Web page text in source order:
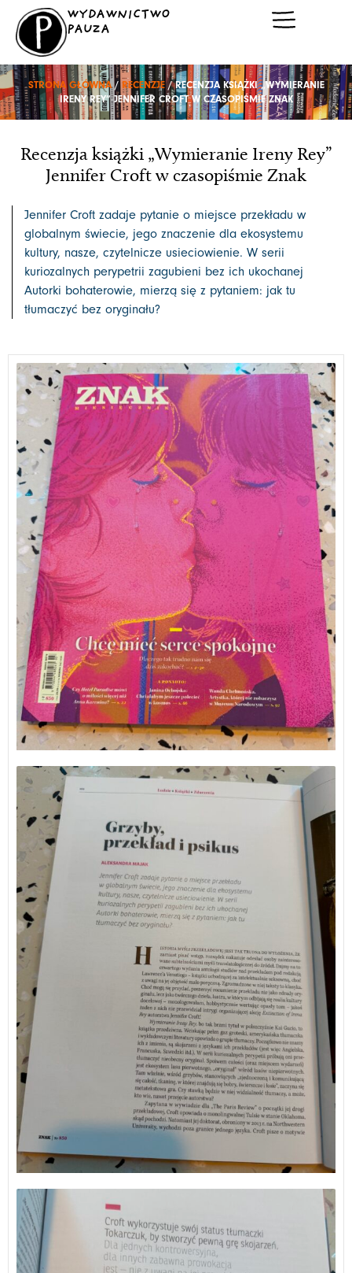
Przejdź
treści
WYDAWNICTWO
PAUZA
STRONA GŁÓWNA/ RECENZJE/ RECENZJA KSIĄŻKI „WYMIERANIE
IRENY REY” JENNIFER CROFT W CZASOPIŚMIE ZNAK
Recenzja książki „Wymieranie Ireny Rey”
Jennifer Croft w czasopiśmie Znak
Jennifer Croft zadaje pytanie o miejsce przekładu w
globalnym świecie, jego znaczenie dla ekosystemu
kultury, nasze, czytelnicze usieciowienie. W serii
kuriozalnych perypetrii zagubieni bez ich ukochanej
Autorki bohaterowie, mierzą się z pytaniem: jak tu
tłumaczyć bez oryginału?